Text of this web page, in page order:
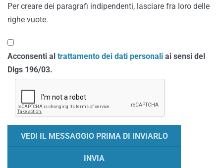
Per creare dei paragrafi indipendenti, lasciare fra loro delle
righe vuote.
Acconsenti al trattamento dei dati personali ai sensi del
Dlgs 196/03.